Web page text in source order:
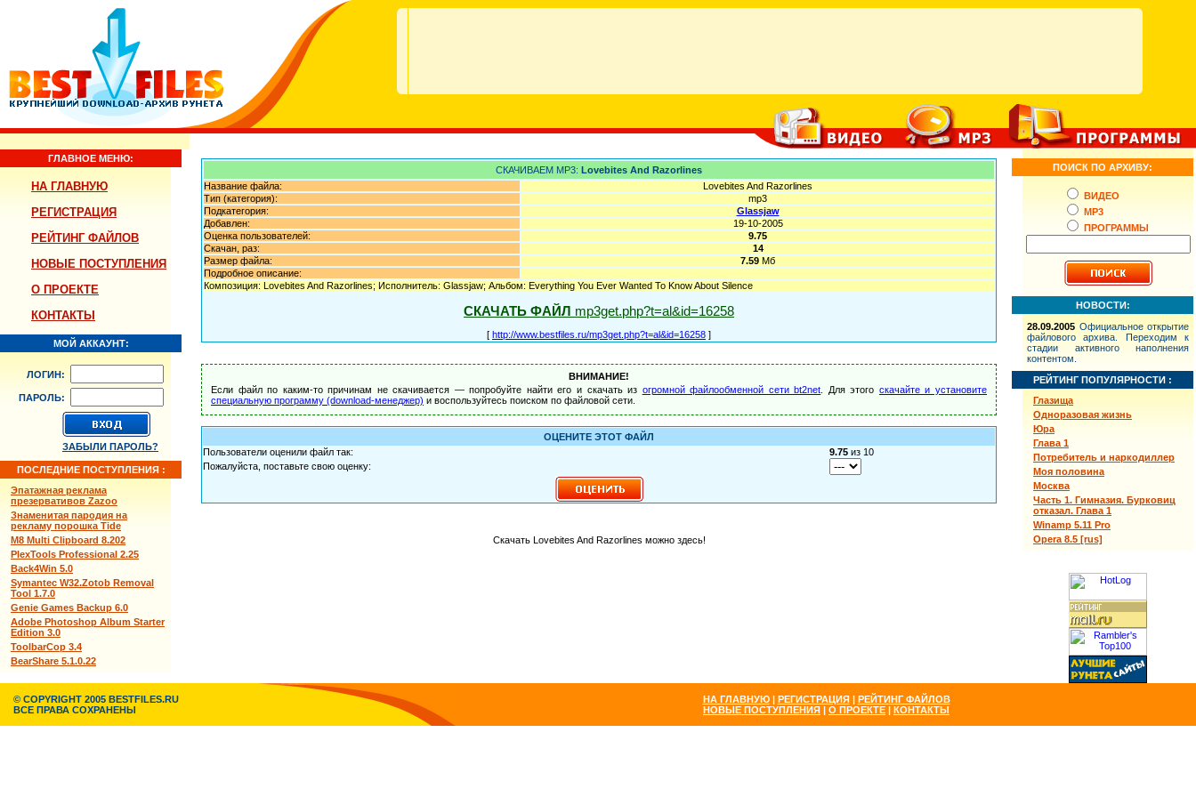
ГЛАВНОЕ МЕНЮ:
НА ГЛАВНУЮ
РЕГИСТРАЦИЯ
РЕЙТИНГ ФАЙЛОВ
НОВЫЕ ПОСТУПЛЕНИЯ
О ПРОЕКТЕ
КОНТАКТЫ
МОЙ АККАУНТ:
ЛОГИН:
ПАРОЛЬ:
ЗАБЫЛИ ПАРОЛЬ?
ПОСЛЕДНИЕ ПОСТУПЛЕНИЯ :
Эпатажная реклама
презервативов Zazoo
Знаменитая пародия на
рекламу порошка Tide
M8 Multi Clipboard 8.202
PlexTools Professional 2.25
Back4Win 5.0
Symantec W32.Zotob Removal
Tool 1.7.0
Genie Games Backup 6.0
Adobe Photoshop Album Starter
Edition 3.0
ToolbarCop 3.4
BearShare 5.1.0.22
СКАЧИВАЕМ MP3: Lovebites And Razorlines
Название файла:
Lovebites And Razorlines
Тип (категория):
mp3
Подкатегория:
Glassjaw
Добавлен:
19-10-2005
Оценка пользователей:
9.75
Скачан, раз:
14
Размер файла:
7.59 Мб
Подробное описание:
Композиция: Lovebites And Razorlines; Исполнитель: Glassjaw; Альбом: Everything You Ever Wanted To Know About Silence
СКАЧАТЬ ФАЙЛ mp3get.php?t=al&id=16258
[ http://www.bestfiles.ru/mp3get.php?t=al&id=16258 ]
ВНИМАНИЕ!
Если файл по каким-то причинам не скачивается — попробуйте найти его и скачать из огромной файлообменной сети bt2net . Для этого скачайте и установите
специальную программу (download-менеджер) и воспользуйтесь поиском по файловой сети.
ОЦЕНИТЕ ЭТОТ ФАЙЛ
Пользователи оценили файл так:
9.75 из 10
Пожалуйста, поставьте свою оценку:
Скачать Lovebites And Razorlines можно здесь!
ПОИСК ПО АРХИВУ:
ВИДЕО
MP3
ПРОГРАММЫ
НОВОСТИ:
28.09.2005 Официальное открытие
файлового архива. Переходим к
стадии активного наполнения
контентом.
РЕЙТИНГ ПОПУЛЯРНОСТИ :
Глазища
Одноразовая жизнь
Юра
Глава 1
Потребитель и наркодиллер
Моя половина
Москва
Часть 1. Гимназия. Бурковиц
отказал. Глава 1
Winamp 5.11 Pro
Opera 8.5 [rus]
© COPYRIGHT 2005 BESTFILES.RU
ВСЕ ПРАВА СОХРАНЕНЫ
НА ГЛАВНУЮ | РЕГИСТРАЦИЯ | РЕЙТИНГ ФАЙЛОВ
НОВЫЕ ПОСТУПЛЕНИЯ | О ПРОЕКТЕ | КОНТАКТЫ